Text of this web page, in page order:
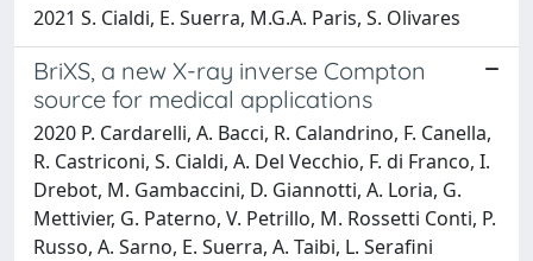
2021 S. Cialdi, E. Suerra, M.G.A. Paris, S. Olivares
BriXS, a new X-ray inverse Compton
source for medical applications
2020 P. Cardarelli, A. Bacci, R. Calandrino, F. Canella,
R. Castriconi, S. Cialdi, A. Del Vecchio, F. di Franco, I.
Drebot, M. Gambaccini, D. Giannotti, A. Loria, G.
Mettivier, G. Paterno, V. Petrillo, M. Rossetti Conti, P.
Russo, A. Sarno, E. Suerra, A. Taibi, L. Serafini